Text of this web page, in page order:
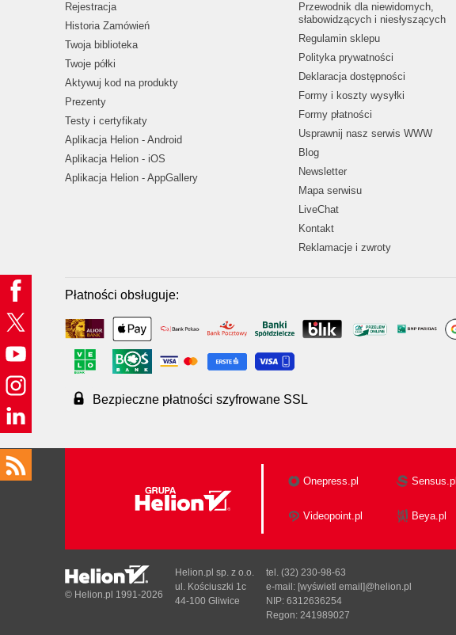
Rejestracja
Historia Zamówień
Twoja biblioteka
Twoje półki
Aktywuj kod na produkty
Prezenty
Testy i certyfikaty
Aplikacja Helion - Android
Aplikacja Helion - iOS
Aplikacja Helion - AppGallery
Przewodnik dla niewidomych,
słabowidzących i niesłyszących
Regulamin sklepu
Polityka prywatności
Deklaracja dostępności
Formy i koszty wysyłki
Formy płatności
Usprawnij nasz serwis WWW
Blog
Newsletter
Mapa serwisu
LiveChat
Kontakt
Reklamacje i zwroty
Płatności obsługuje:
Bezpieczne płatności szyfrowane SSL
Onepress.pl Sensus.pl
Videopoint.pl Beya.pl
© Helion.pl 1991-2026
Helion.pl sp. z o.o.
ul. Kościuszki 1c
44-100 Gliwice
tel. (32) 230-98-63
e-mail: [wyświetl email]@helion.pl
NIP: 6312636254
Regon: 241989027